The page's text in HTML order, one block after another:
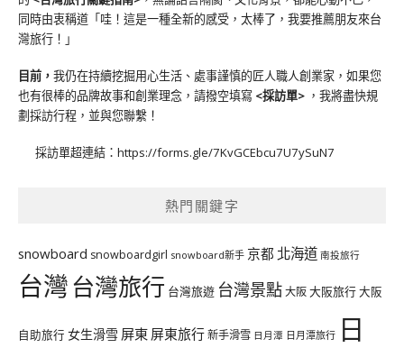
同時由衷稱道「哇！這是一種全新的感受，太棒了，我要推薦朋友來台
灣旅行！」
目前， 我仍在持續挖掘用心生活、處事謹慎的匠人職人創業家，如果您
也有很棒的品牌故事和創業理念，請撥空填寫 <採訪單> ，我將盡快規
劃採訪行程，並與您聯繫！
採訪單超連結： https://forms.gle/7KvGCEbcu7U7ySuN7
熱門關鍵字
snowboard snowboardgirl snowboard新手 京都 北海道 南投旅行
台灣台灣旅行 台灣旅遊 台灣景點大阪大阪旅行大阪
自助旅行 女生滑雪 屏東 屏東旅行新手滑雪 日月潭 日月潭旅行 日